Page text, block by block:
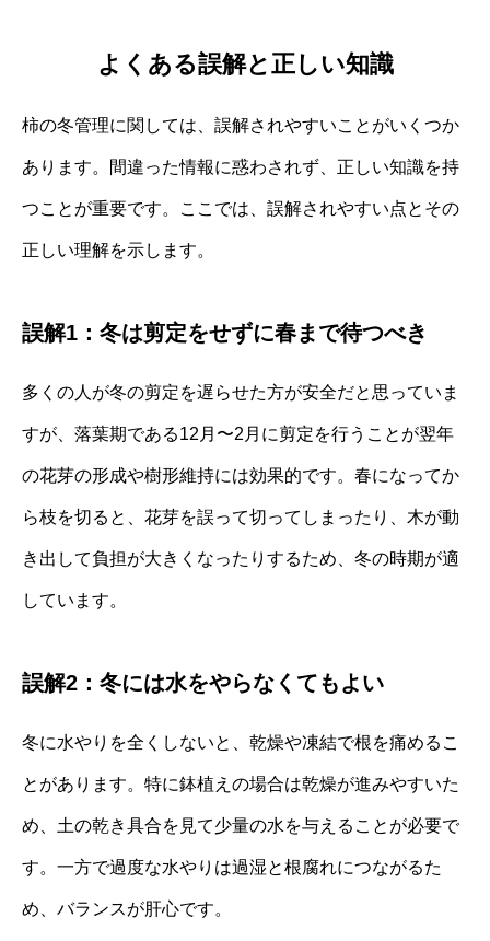
よくある誤解と正しい知識
柿の冬管理に関しては、誤解されやすいことがいくつか
あります。間違った情報に惑わされず、正しい知識を持
つことが重要です。ここでは、誤解されやすい点とその
正しい理解を示します。
誤解1：冬は剪定をせずに春まで待つべき
多くの人が冬の剪定を遅らせた方が安全だと思っていま
すが、落葉期である12月〜2月に剪定を行うことが翌年
の花芽の形成や樹形維持には効果的です。春になってか
ら枝を切ると、花芽を誤って切ってしまったり、木が動
き出して負担が大きくなったりするため、冬の時期が適
しています。
誤解2：冬には水をやらなくてもよい
冬に水やりを全くしないと、乾燥や凍結で根を痛めるこ
とがあります。特に鉢植えの場合は乾燥が進みやすいた
め、土の乾き具合を見て少量の水を与えることが必要で
す。一方で過度な水やりは過湿と根腐れにつながるた
め、バランスが肝心です。